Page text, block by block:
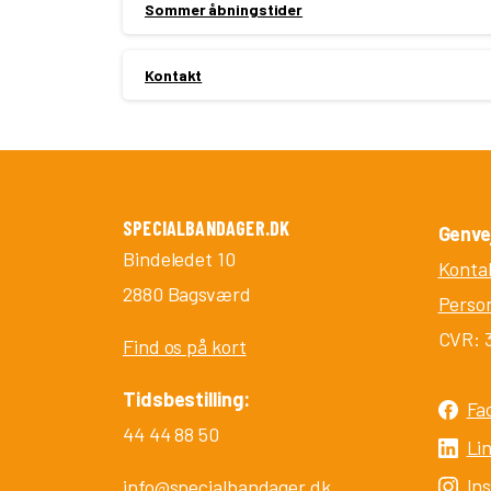
Sommer åbningstider
Kontakt
SPECIALBANDAGER.DK
Bindeledet 10
2880 Bagsværd
Find os på kort
Tidsbestilling:
44 44 88 50
CVR: